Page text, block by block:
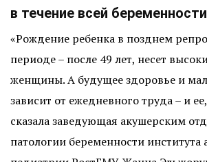
в течение всей
«Рождение ребенка в позднем
периоде – после 49 лет, несет
женщины. А будущее здоровье и
зависит от ежедневного труда – и
сказала заведующая акушерским
патологии беременности института